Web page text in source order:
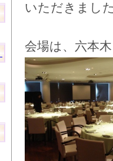
いただきまし
会場は、六本